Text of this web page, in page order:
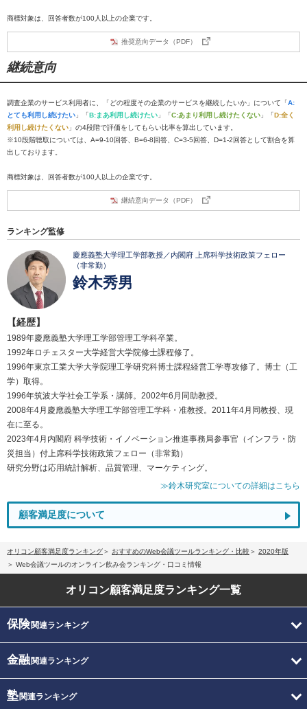
商標対象は、回答者数が100人以上の企業です。
推奨意向データ（PDF）
継続意向
調査企業のサービス利用者に、「どの程度その企業のサービスを継続したいか」について「A:
とても利用し続けたい 」「B:まあ利用し続けたい 」「C:あまり利用し続けたくない 」「D:全く
利用し続けたくない 」の4段階で評価をしてもらい比率を算出しています。
※10段階聴取については、A=9-10回答、B=6-8回答、C=3-5回答、D=1-2回答として割合を算
出しております。
商標対象は、回答者数が100人以上の企業です。
継続意向データ（PDF）
ランキング監修
慶應義塾大学理工学部教授／内閣府 上席科学技術政策フェロー
（非常勤）
鈴木秀男
【経歴】
1989年慶應義塾大学理工学部管理工学科卒業。
1992年ロチェスター大学経営大学院修士課程修了。
1996年東京工業大学大学院理工学研究科博士課程経営工学専攻修了。博士（工
学）取得。
1996年筑波大学社会工学系・講師。2002年6月同助教授。
2008年4月慶應義塾大学理工学部管理工学科・准教授。2011年4月同教授、現
在に至る。
2023年4月内閣府 科学技術・イノベーション推進事務局参事官（インフラ・防
災担当）付上席科学技術政策フェロー（非常勤）
研究分野は応用統計解析、品質管理、マーケティング。
≫鈴木研究室についての詳細はこちら
顧客満足度について
オリコン顧客満足度ランキング おすすめのWeb会議ツールランキング・比較
2020年版
Web会議ツールのオンライン飲み会ランキング・口コミ情報
オリコン顧客満足度ランキング一覧
保険関連ランキング
金融関連ランキング
塾関連ランキング